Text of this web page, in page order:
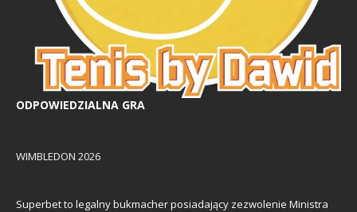
ODPOWIEDZIALNA GRA
WIMBLEDON 2026
Superbet to legalny bukmacher posiadający zezwolenie Ministra